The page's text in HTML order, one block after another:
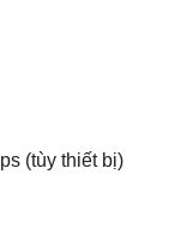
(tùy thiết bị)